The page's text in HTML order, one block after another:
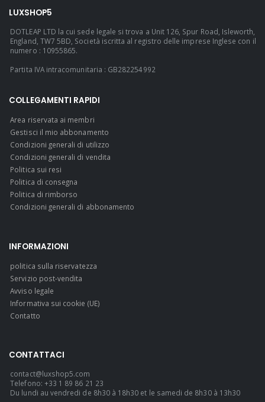
LUXSHOP5
DOTLEAP LTD la cui sede legale si trova a Unit 126, Spur Road, Isleworth,
England, TW7 5BD, Società iscritta al registro delle imprese Inglese con il
numero : 10955865.
Partita IVA intracomunitaria : GB282254992
COLLEGAMENTI RAPIDI
Area riservata ai membri
Gestisci il mio abbonamento
Condizioni generali di utilizzo
Condizioni generali di vendita
Politica sui resi
Politica di consegna
Politica di rimborso
Condizioni generali di abbonamento
INFORMAZIONI
politica sulla riservatezza
Servizio post-vendita
Avviso legale
Informativa sui cookie (UE)
Contatto
CONTATTACI
contact@luxshop5.com
Telefono: +33 1 89 86 21 23
Du lundi au vendredi de 8h30 à 18h30 et le samedi de 8h30 à 13h30